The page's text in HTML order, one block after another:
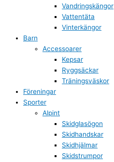
Vandringskängor
Vattentäta
Vinterkängor
Barn
Accessoarer
Kepsar
Ryggsäckar
Träningsväskor
Föreningar
Sporter
Alpint
Skidglasögon
Skidhandskar
Skidhjälmar
Skidstrumpor